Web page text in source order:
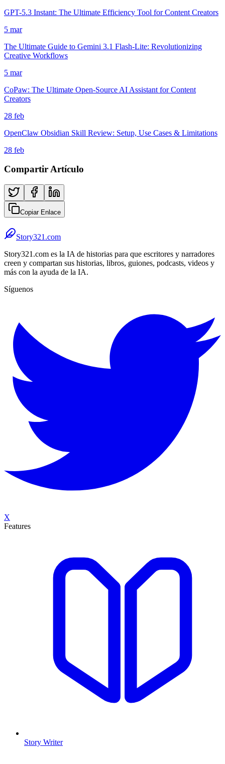
GPT-5.3 Instant: The Ultimate Efficiency Tool for Content Creators
5 mar
The Ultimate Guide to Gemini 3.1 Flash-Lite: Revolutionizing
Creative Workflows
5 mar
CoPaw: The Ultimate Open-Source AI Assistant for Content
Creators
28 feb
OpenClaw Obsidian Skill Review: Setup, Use Cases & Limitations
28 feb
Compartir Artículo
Copiar Enlace
Story321.com
Story321.com es la IA de historias para que escritores y narradores
creen y compartan sus historias, libros, guiones, podcasts, videos y
más con la ayuda de la IA.
Síguenos
X
Features
Story Writer